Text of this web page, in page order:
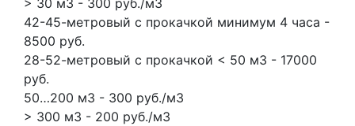
> 30 м3 - 300 руб./м3
42-45-метровый с прокачкой минимум 4 часа -
8500 руб.
28-52-метровый с прокачкой < 50 м3 - 17000
руб.
50…200 м3 - 300 руб./м3
> 300 м3 - 200 руб./м3